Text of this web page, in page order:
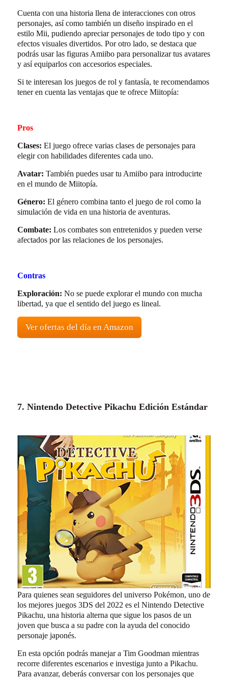
Cuenta con una historia llena de interacciones con otros
personajes, así como también un diseño inspirado en el
estilo Mii, pudiendo apreciar personajes de todo tipo y con
efectos visuales divertidos. Por otro lado, se destaca que
podrás usar las figuras Amiibo para personalizar tus avatares
y así equiparlos con accesorios especiales.
Si te interesan los juegos de rol y fantasía, te recomendamos
tener en cuenta las ventajas que te ofrece Miitopía:
Pros
Clases: El juego ofrece varias clases de personajes para
elegir con habilidades diferentes cada uno.
Avatar: También puedes usar tu Amiibo para introducirte
en el mundo de Miitopía.
Género: El género combina tanto el juego de rol como la
simulación de vida en una historia de aventuras.
Combate: Los combates son entretenidos y pueden verse
afectados por las relaciones de los personajes.
Contras
Exploración: No se puede explorar el mundo con mucha
libertad, ya que el sentido del juego es lineal.
Ver ofertas del día en Amazon
7. Nintendo Detective Pikachu Edición Estándar
Para quienes sean seguidores del universo Pokémon, uno de
los mejores juegos 3DS del 2022 es el Nintendo Detective
Pikachu, una historia alterna que sigue los pasos de un
joven que busca a su padre con la ayuda del conocido
personaje japonés.
En esta opción podrás manejar a Tim Goodman mientras
recorre diferentes escenarios e investiga junto a Pikachu.
Para avanzar, deberás conversar con los personajes que